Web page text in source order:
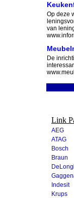
Op deze
van
De
Link
AEG
ATAG
Bosch
Braun
Indesit
Krups